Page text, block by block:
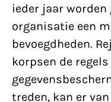
ieder jaar worden
organisatie een
bevoegdheden.
korpsen de
treden, kan er